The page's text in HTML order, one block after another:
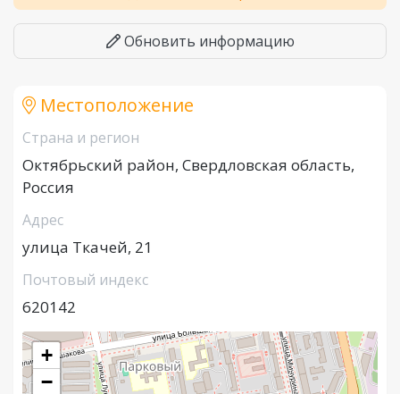
Обновить информацию
Местоположение
Страна и регион
Октябрьский район, Свердловская область,
Россия
Адрес
улица Ткачей, 21
Почтовый индекс
620142
+
−